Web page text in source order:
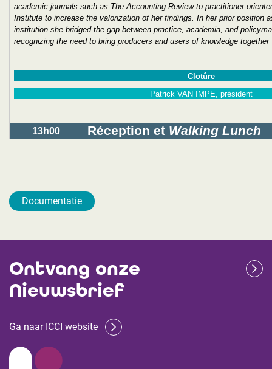
academic journals such as The Accounting Review to practitioner-
Institute to increase the valorization ofherfindings. Inherprior position
institutionshebridged the gap between practice, academia, and
recognizing the need to bring producers and users of knowledge together
Clotûre
Patrick VAN IMPE, président
13h00 Réception et Walking Lunch
Documentatie
Ontvang onze
Nieuwsbrief
Ga naar ICCI website